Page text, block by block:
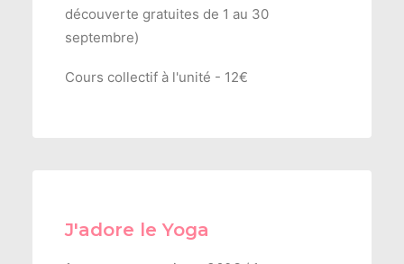
découverte gratuites de 1 au 30
septembre)
Cours collectif à l'unité - 12€
J'adore le Yoga